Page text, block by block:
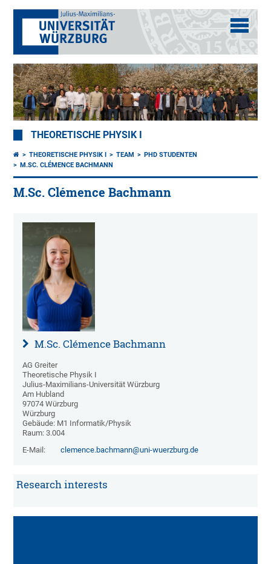
THEORETISCHE PHYSIK I
THEORETISCHE PHYSIK I TEAM
PHD STUDENTEN
M.SC. CLÉMENCE BACHMANN
M.Sc. Clémence Bachmann
M.Sc. Clémence Bachmann
AG Greiter
Theoretische Physik I
Julius-Maximilians-Universität Würzburg
Am Hubland
97074 Würzburg
Würzburg
Gebäude: M1 Informatik/Physik
Raum: 3.004
E-Mail:
clemence.bachmann@uni-wuerzburg.de
Research interests